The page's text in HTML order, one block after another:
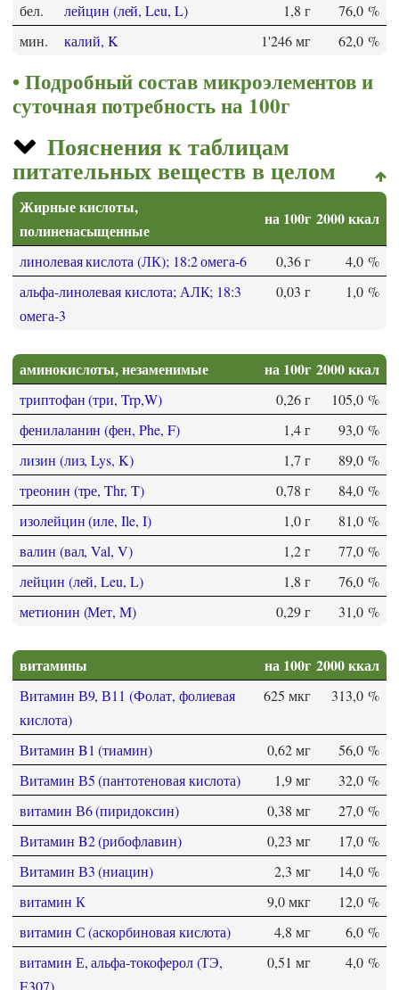
бел.
лейцин (лей, Leu, L) 1,8 г
76,0 %
мин.
калий, K 1'246 мг 62,0 %
Подробный состав микроэлементов и
суточная потребность на 100г
Пояснения к таблицам
питательных веществ в целом
Жирные кислоты,
полиненасыщенные
на 100г 2000 ккал
линолевая кислота (ЛК); 18:2 омега-6 0,36 г
4,0 %
альфа-линолевая кислота; АЛК; 18:3
омега-3
0,03 г 1,0 %
аминокислоты, незаменимые на 100г 2000 ккал
триптофан (три, Trp,W) 0,26 г
105,0 %
фенилаланин (фен, Phe, F)
1,4 г
93,0 %
лизин (лиз, Lys, K)
1,7 г
89,0 %
треонин (тре, Thr, T)
0,78 г
84,0 %
изолейцин (иле, Ile, I)
1,0 г
81,0 %
валин (вал, Val, V)
1,2 г
77,0 %
лейцин (лей, Leu, L)
1,8 г
76,0 %
метионин (Мет, M)
0,29 г 31,0 %
витамины на 100г 2000 ккал
Витамин В9, В11 (Фолат, фолиевая
кислота)
625 мкг 313,0 %
Витамин B1 (тиамин) 0,62 мг
56,0 %
Витамин В5 (пантотеновая кислота)
1,9 мг
32,0 %
витамин В6 (пиридоксин)
0,38 мг
27,0 %
Витамин B2 (рибофлавин)
0,23 мг
17,0 %
Витамин В3 (ниацин)
2,3 мг
14,0 %
витамин К
9,0 мкг
12,0 %
витамин С (аскорбиновая кислота)
4,8 мг
6,0 %
витамин Е, альфа-токоферол (ТЭ,
0,51 мг 4,0 %